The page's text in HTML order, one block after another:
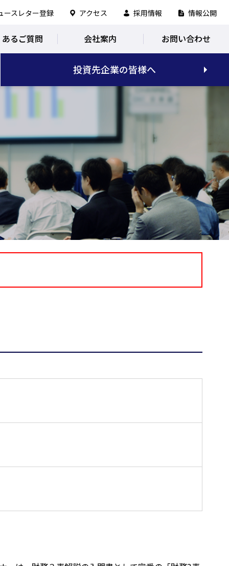
ースレター登録 アクセス 採用情報 情報公開
るご質問 会社案内 お問い合わせ
投資先企業の皆様へ